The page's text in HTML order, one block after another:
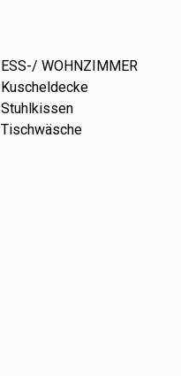
ESS-/ WOHNZIMMER
Kuscheldecke
Stuhlkissen
Tischwäsche